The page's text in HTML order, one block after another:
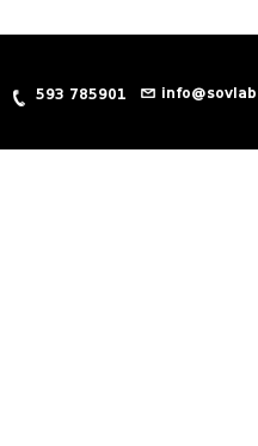
593 785901